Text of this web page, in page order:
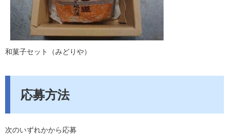
和菓子セット（みどりや）
応募方法
次のいずれかから応募